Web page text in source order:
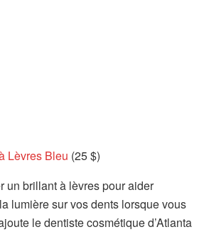
Lèvres Bleu (25 $)
un brillant à lèvres pour aider
lumière sur vos dents lorsque vous
le dentiste cosmétique d’Atlanta